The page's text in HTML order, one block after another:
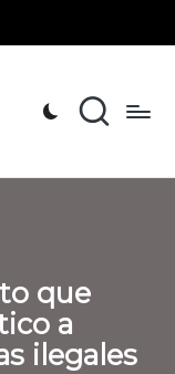
que
a
ilegales